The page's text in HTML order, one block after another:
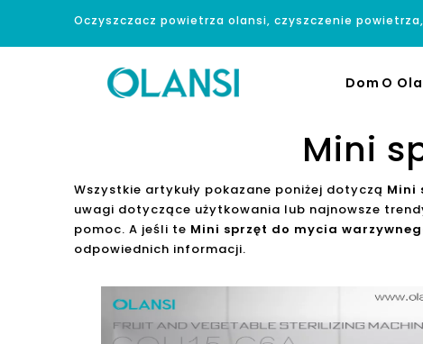
Oczyszczacz powietrza olansi, czyszczenie
Dom O
Mini
Wszystkie artykuły pokazane poniżej dotyczą Mini
uwagi dotyczące użytkowania lub najnowsze
pomoc. A jeśli te Mini sprzęt do mycia
odpowiednich informacji.